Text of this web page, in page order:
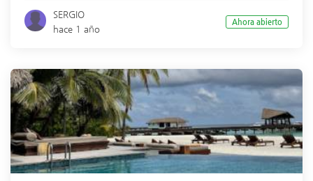
SERGIO
hace 1 año
Ahora abierto